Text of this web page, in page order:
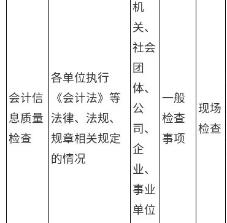
会计信
息质量
检查
各单位执行
《会计法》等
法律、法规、
规章相关规定
的情况
机
关、
社会
团
体、
公
司、
企
业、
事业
单位
一般
检查
事项
现场
检查